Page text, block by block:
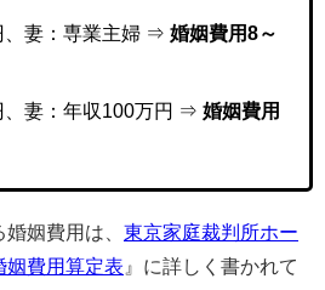
、妻：専業主婦 ⇒ 婚姻費用8～
、妻：年収100万円 ⇒ 婚姻費用
姻費用は、 東京家庭裁判所ホー
姻費用算定表 』に詳しく書かれて